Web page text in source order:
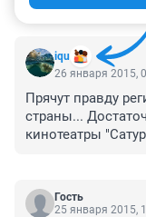
iqu
26 января 2015,
Прячут правду
страны...
кинотеатры
Гость
25 января 2015,